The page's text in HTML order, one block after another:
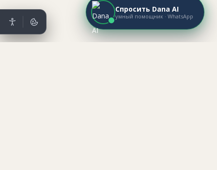
Спросить Dana AI
умный помощник · WhatsApp